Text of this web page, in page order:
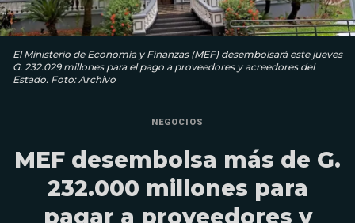
El Ministerio de Economía y Finanzas (MEF) desembolsará este jueves
G. 232.029 millones para el pago a proveedores y acreedores del
Estado. Foto: Archivo
NEGOCIOS
MEF desembolsa más de G.
232.000 millones para
pagar a proveedores y